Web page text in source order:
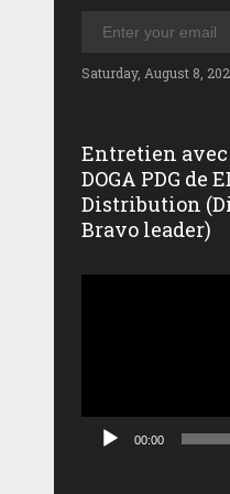
Saturday, August 8,
Entretien
DOGA PDG de
Distribution
Bravo leader)
00:00